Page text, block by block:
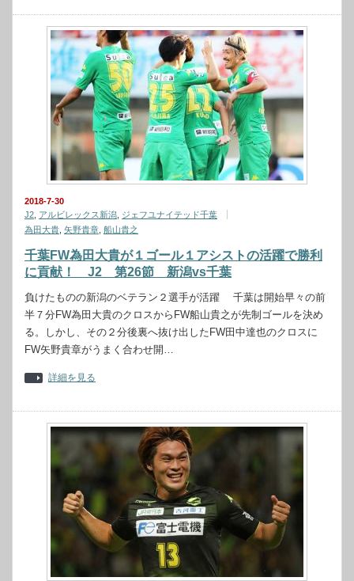
2018-7-30
J2 アルビレックス新潟 ジェフユナイテッド千葉
為田大貴 矢野貴章 船山貴之
千葉FW為田大貴が１ゴール１アシストの活躍で勝利
に貢献！ J2 第26節 新潟vs千葉
負けたものの新潟のベテラン２選手が活躍 千葉は開始早々の前
半７分FW為田大貴のクロスからFW船山貴之が先制ゴールを決め
る。しかし、その２分後裏へ抜け出したFW田中達也のクロスに
FW矢野貴章がうまく合わせ開…
詳細を見る